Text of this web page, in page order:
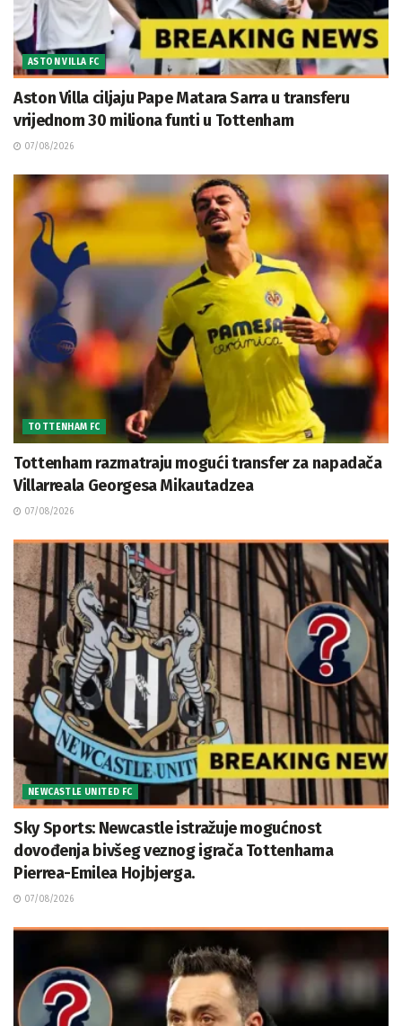
ASTON VILLA FC
Aston Villa ciljaju Pape Matara Sarra u transferu
vrijednom 30 miliona funti u Tottenham
07/08/2026
TOTTENHAM FC
Tottenham razmatraju mogući transfer za napadača
Villarreala Georgesa Mikautadzea
07/08/2026
NEWCASTLE UNITED FC
Sky Sports: Newcastle istražuje mogućnost
dovođenja bivšeg veznog igrača Tottenhama
Pierrea-Emilea Hojbjerga.
07/08/2026